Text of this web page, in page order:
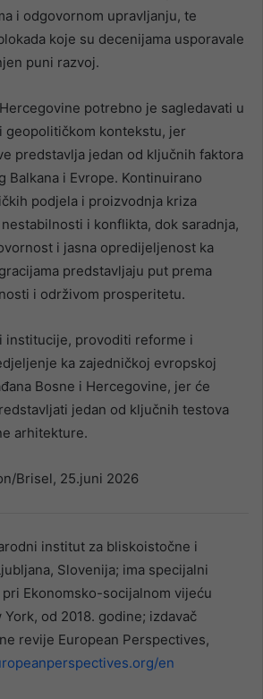
i odgovornom upravljanju, te
koje su decenijama usporavale
puni razvoj.
potrebno je sagledavati u
geopolitičkom kontekstu, jer
predstavlja jedan od ključnih faktora
Balkana i Evrope. Kontinuirano
podjela i proizvodnja kriza
i konflikta, dok saradnja,
i jasna opredijeljenost ka
predstavljaju put prema
i održivom prosperitetu.
institucije, provoditi reforme i
ka zajedničkoj evropskoj
Bosne i Hercegovine, jer će
jedan od ključnih testova
arhitekture.
Brisel, 25.juni 2026
institut za bliskoistočne i
Slovenija; ima specijalni
Ekonomsko-socijalnom vijeću
York, od 2018. godine; izdavač
revije European Perspectives,
en